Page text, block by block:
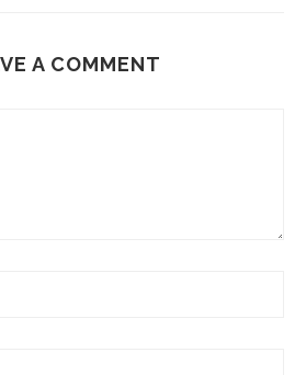
A COMMENT